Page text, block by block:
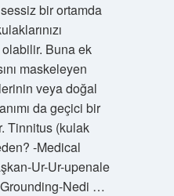
bir ortamda
olabilir. Buna ek
maskeleyen
veya doğal
da geçici bir
Tinnitus (kulak
-Medical
Ur-Ur-upenale
Nedi …